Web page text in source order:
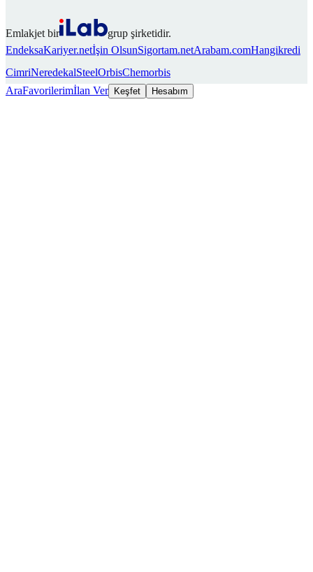
Emlakjet bir
grup şirketidir.
EndeksaKariyer.netİşin OlsunSigortam.netArabam.comHangikredi
CimriNeredekalSteelOrbisChemorbis
AraFavorilerimİlan Ver Keşfet Hesabım